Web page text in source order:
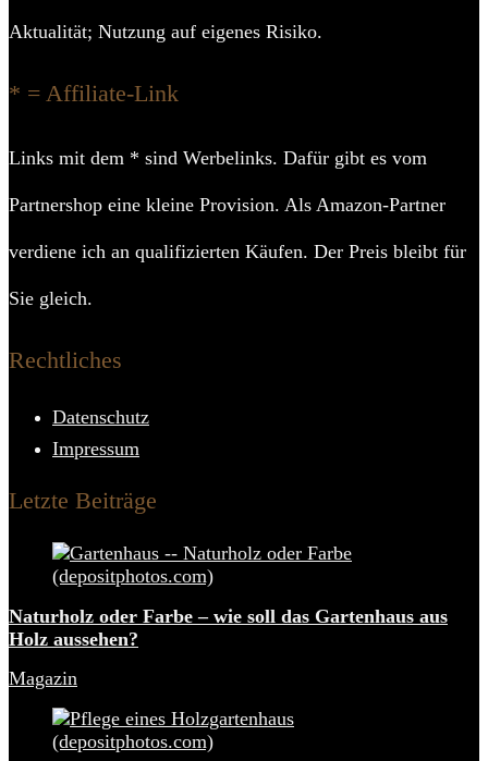
Aktualität; Nutzung auf eigenes Risiko.
* = Affiliate-Link
Links mit dem * sind Werbelinks. Dafür gibt es vom
Partnershop eine kleine Provision. Als Amazon-Partner
verdiene ich an qualifizierten Käufen. Der Preis bleibt für
Sie gleich.
Rechtliches
Datenschutz
Impressum
Letzte Beiträge
Naturholz oder Farbe – wie soll das Gartenhaus aus
Holz aussehen?
Magazin